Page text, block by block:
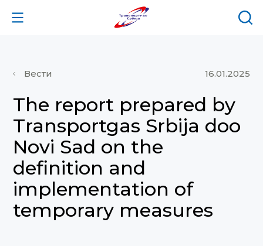
Вести 16.01.2025
The report prepared by
Transportgas Srbija doo
Novi Sad on the
definition and
implementation of
temporary measures